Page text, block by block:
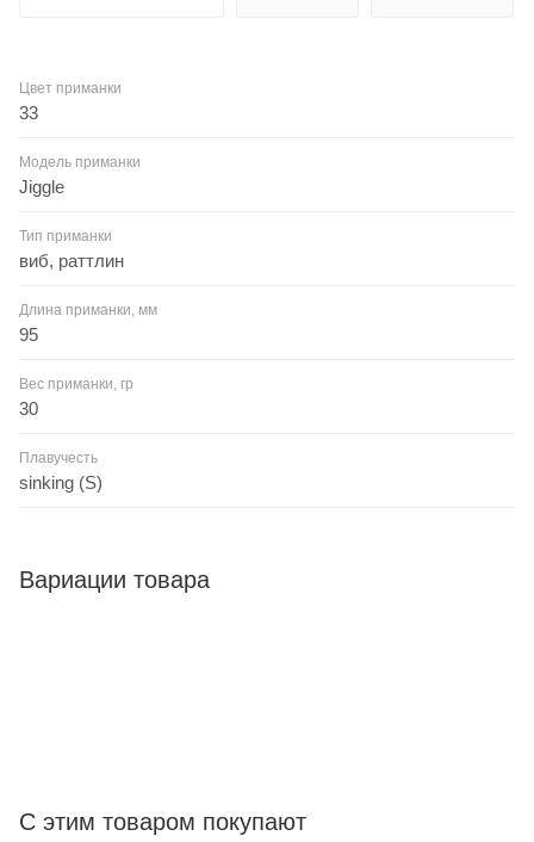
Цвет приманки
33
Модель приманки
Jiggle
Тип приманки
виб, раттлин
Длина приманки, мм
95
Вес приманки, гр
30
Плавучесть
sinking (S)
Вариации товара
С этим товаром покупают